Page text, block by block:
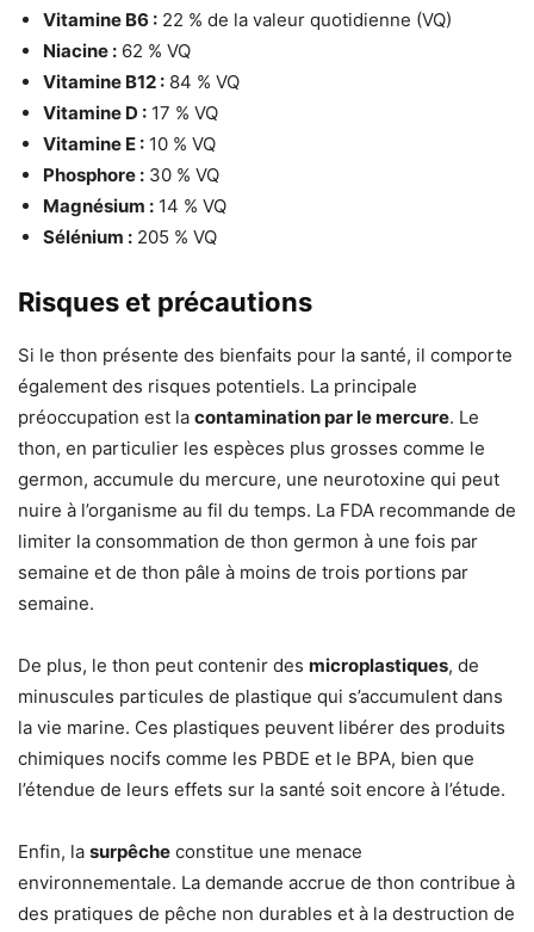
Vitamine B6 : 22 % de la valeur quotidienne (VQ)
Niacine : 62 % VQ
Vitamine B12 : 84 % VQ
Vitamine D : 17 % VQ
Vitamine E : 10 % VQ
Phosphore : 30 % VQ
Magnésium : 14 % VQ
Sélénium : 205 % VQ
Risques et précautions
Si le thon présente des bienfaits pour la santé, il comporte
également des risques potentiels. La principale
préoccupation est la contamination par le mercure. Le
thon, en particulier les espèces plus grosses comme le
germon, accumule du mercure, une neurotoxine qui peut
nuire à l’organisme au fil du temps. La FDA recommande de
limiter la consommation de thon germon à une fois par
semaine et de thon pâle à moins de trois portions par
semaine.
De plus, le thon peut contenir des microplastiques, de
minuscules particules de plastique qui s’accumulent dans
la vie marine. Ces plastiques peuvent libérer des produits
chimiques nocifs comme les PBDE et le BPA, bien que
l’étendue de leurs effets sur la santé soit encore à l’étude.
Enfin, la surpêche constitue une menace
environnementale. La demande accrue de thon contribue à
des pratiques de pêche non durables et à la destruction de